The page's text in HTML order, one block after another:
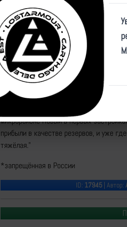
Источник:
https://t.me/vdd98/3492
"Штурмовые подразделения 98 ВДД
микрорайоне Новый в первых
прибыли в качестве резервов, и уже
тяжёлая."
*запрещённая в России
ID: 17945| Автор: